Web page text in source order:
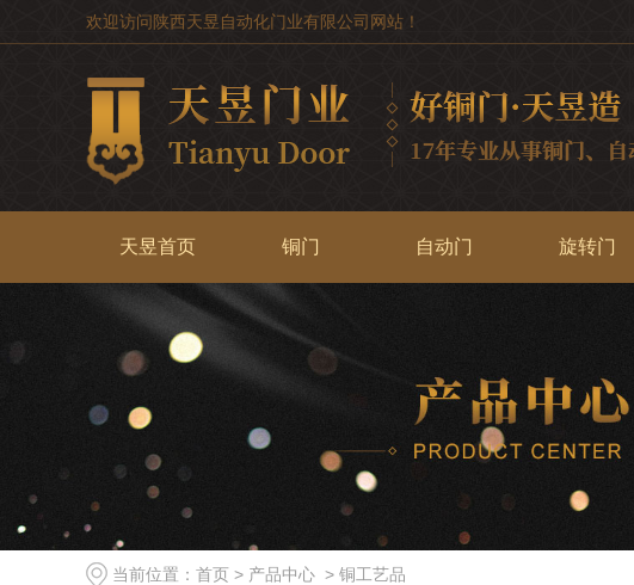
欢迎访问陕西天昱自动化门业有限公司网站！
天昱首页 铜门 自动门 旋转门
当前位置： 首页 > 产品中心 > 铜工艺品